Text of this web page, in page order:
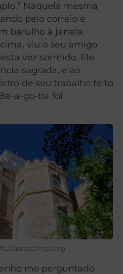
Naquela mesma
pelo correio e
barulho à janela.
viu o seu amigo
vez sorrindo. Ele
sagrada, e ao
de seu trabalho feito
a-go-tia foi
me perguntado